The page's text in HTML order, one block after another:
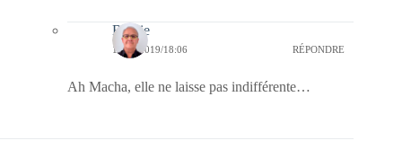
Bernie
10/05/2019/18:06 RÉPONDRE
Ah Macha, elle ne laisse pas indifférente…